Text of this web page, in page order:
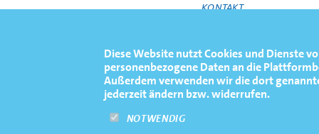
Diese Website nutzt Cookies und Dienste
personenbezogene Daten an die
Außerdem verwenden wir die dort
jederzeit ändern bzw. widerrufen.
NOTWENDIG
KONTAKT